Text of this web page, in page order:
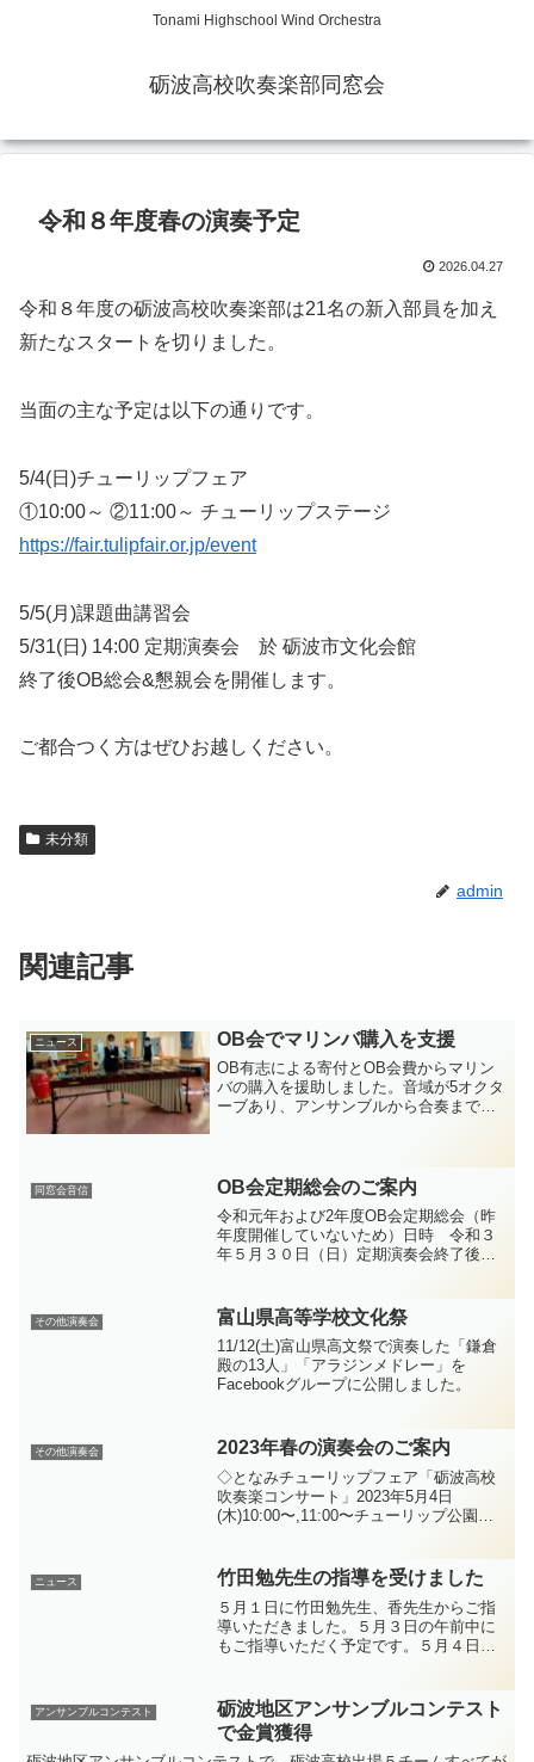
Tonami Highschool Wind Orchestra
砺波高校吹奏楽部同窓会
令和８年度春の演奏予定
2026.04.27
令和８年度の砺波高校吹奏楽部は21名の新入部員を加え
新たなスタートを切りました。
当面の主な予定は以下の通りです。
5/4(日)チューリップフェア
①10:00～ ②11:00～ チューリップステージ
https://fair.tulipfair.or.jp/event
5/5(月)課題曲講習会
5/31(日) 14:00 定期演奏会 於 砺波市文化会館
終了後OB総会&懇親会を開催します。
ご都合つく方はぜひお越しください。
未分類
admin
関連記事
ニュース OB会でマリンバ購入を支援
OB有志による寄付とOB会費からマリン
バの購入を援助しました。音域が5オクタ
ーブあり、アンサンブルから合奏まで幅
催後、13:00に音楽室で「お披露目会」を
おこないました...
同窓会音信 OB会定期総会のご案内
令和元年および2年度OB会定期総会（昨
年度開催していないため）日時 令和３
年５月３０日（日）定期演奏会終了後場
３０００円（在学中の方は１０００円）
会員登録されたご住所...
その他演奏会 富山県高等学校文化祭
11/12(土)富山県高文祭で演奏した「鎌倉
殿の13人」「アラジンメドレー」を
Facebookグループに公開しました。
その他演奏会 2023年春の演奏会のご案内
◇となみチューリップフェア「砺波高校
吹奏楽コンサート」2023年5月4日
(木)10:00〜,11:00〜チューリップ公園ス
ル◇砺波地区吹奏楽祭2023年...
ニュース 竹田勉先生の指導を受けました
５月１日に竹田勉先生、香先生からご指
導いただきました。５月３日の午前中に
もご指導いただく予定です。５月４日に
演奏しますので、是非お越しください。
アンサンブルコンテスト
砺波地区アンサンブルコンテスト
で金賞獲得